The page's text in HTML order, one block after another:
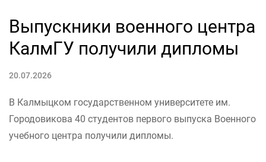
Выпускники военного центра
КалмГУ получили дипломы
20.07.2026
В Калмыцком государственном университете им.
Городовикова 40 студентов первого выпуска Военного
учебного центра получили дипломы.